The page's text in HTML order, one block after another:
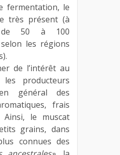
fermentation, le
très présent (à
de 50 à 100
les régions
de l’intérêt au
les producteurs
général des
frais
le muscat
grains, dans
connues des